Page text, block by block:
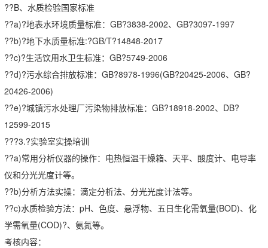
??B、水质检验国家标准
??a)?地表水环境质量标准：GB?3838-2002、GB?3097-1997
??b)?地下水质量标准:?GB/T?14848-2017
??c)?生活饮用水卫生标准：GB?5749-2006
??d)?污水综合排放标准：GB?8978-1996(GB?20425-2006、GB?
20426-2006)
??e)?城镇污水处理厂污染物排放标准：GB?18918-2002、DB?
12599-2015
???3.?实验室实操培训
??a)常用分析仪器的操作：电热恒温干燥箱、天平、酸度计、电导率
仪和分光光度计等。
??b)分析方法实操：滴定分析法、分光光度计法等。
??c)水质检验方法：pH、色度、悬浮物、五日生化需氧量(BOD)、化
学需氧量(COD)?、氨氮等。
考核内容：